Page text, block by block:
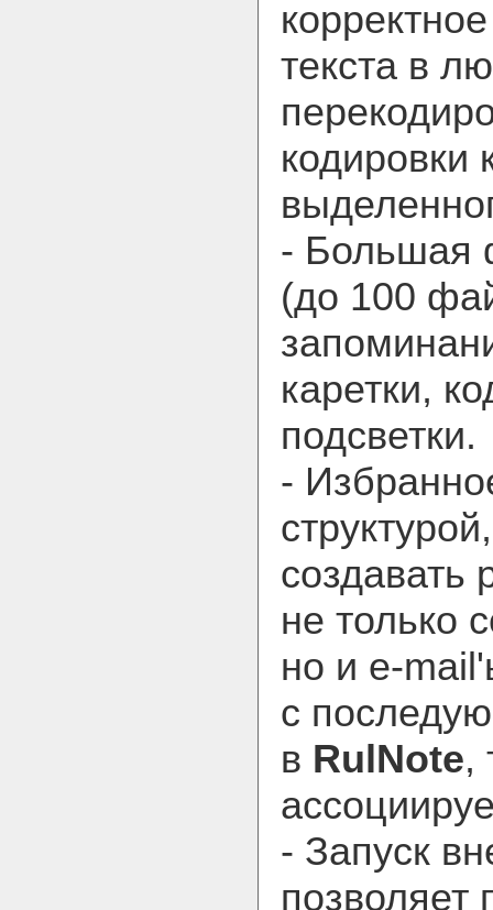
текста в
кодировки
- Большая
(до 100
каретки,
подсветки.
-
создавать
не только
но и e-
с
в RulNote,
- Запуск
позволяет